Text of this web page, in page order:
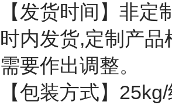
【发货时间】非定
时内发货,定制产品
需要作出调整。
【包装方式】25kg/